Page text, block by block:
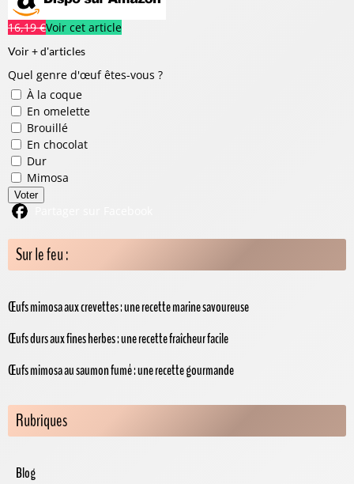
16,19 €Voir cet article
Voir + d'articles
Quel genre d'œuf êtes-vous ?
À la coque
En omelette
Brouillé
En chocolat
Dur
Mimosa
Voter
Sur le feu :
Œufs mimosa aux crevettes : une recette marine savoureuse
Œufs durs aux fines herbes : une recette fraîcheur facile
Œufs mimosa au saumon fumé : une recette gourmande
Rubriques
Blog